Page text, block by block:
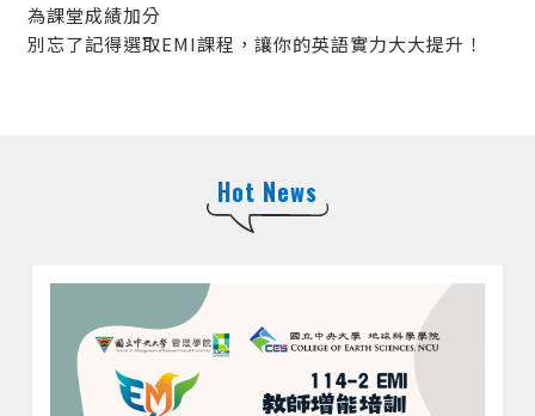
為課堂成績加分
別忘了記得選取EMI課程，讓你的英語實力大大提升！
Hot News